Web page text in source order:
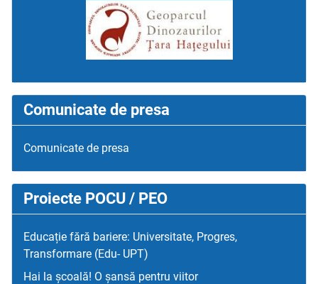
Comunicate de presa
Comunicate de presa
Proiecte POCU / PEO
Educație fără bariere: Universitate, Progres,
Transformare (Edu- UPT)
Hai la școală! O șansă pentru viitor